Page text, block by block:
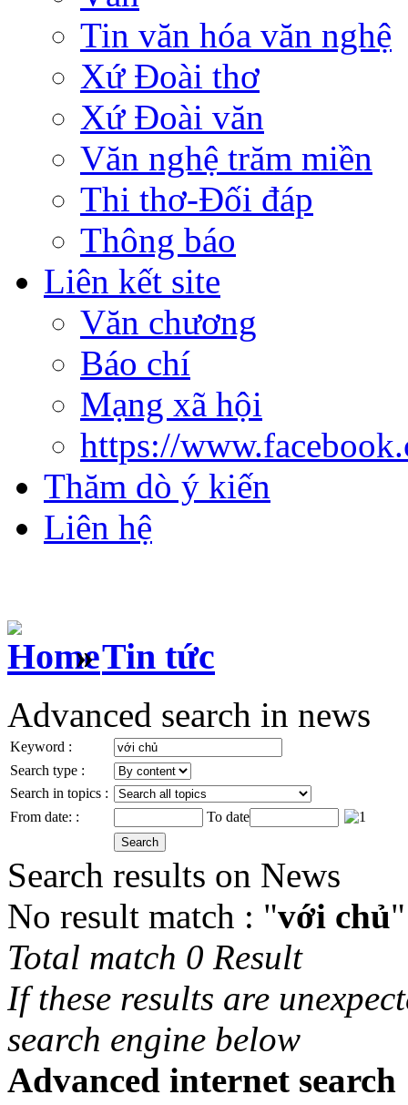
Tin văn hóa văn nghệ
Xứ Đoài thơ
Xứ Đoài văn
Văn nghệ trăm miền
Thi thơ-Đối đáp
Thông báo
Liên kết site
Văn chương
Báo chí
Mạng xã hội
https://
Thăm dò ý kiến
Liên hệ
» Tin tức
Advanced search in news
Keyword :
Search type :
Search in topics :
From date: :
To date
Search results on News
No result match : "với chủ
Total match 0 Result
If these results are
search engine below
Advanced internet search